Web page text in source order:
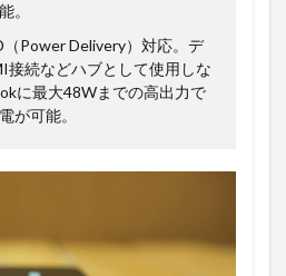
。
（Power Delivery）対応。デ
接続などハブとして使用しな
に最大48Wまでの高出力で
が可能。